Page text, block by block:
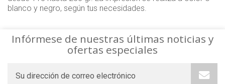
blanco y negro, según tus necesidades.
Infórmese de nuestras últimas noticias y
ofertas especiales